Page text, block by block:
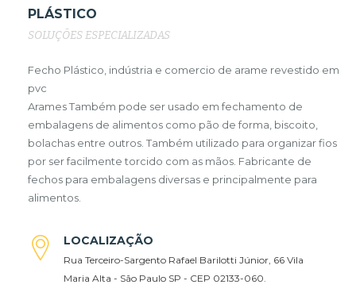
PLÁSTICO
SOLUÇÕES ESPECIALIZADAS
Fecho Plástico, indústria e comercio de arame revestido em
pvc
Arames Também pode ser usado em fechamento de
embalagens de alimentos como pão de forma, biscoito,
bolachas entre outros. Também utilizado para organizar fios
por ser facilmente torcido com as mãos. Fabricante de
fechos para embalagens diversas e principalmente para
alimentos.
LOCALIZAÇÃO
Rua Terceiro-Sargento Rafael Barilotti Júnior, 66 Vila
Maria Alta - São Paulo SP - CEP 02133-060.